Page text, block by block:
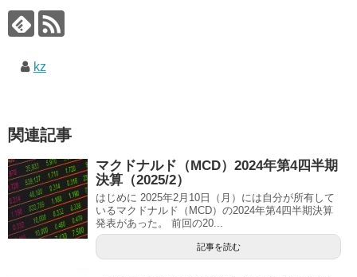
kz
関連記事
マクドナルド（MCD）2024年第4四半期
決算（2025/2）
はじめに 2025年2月10日（月）には自分が所有して
いるマクドナルド（MCD）の2024年第4四半期決算
発表があった。 前回の20...
記事を読む